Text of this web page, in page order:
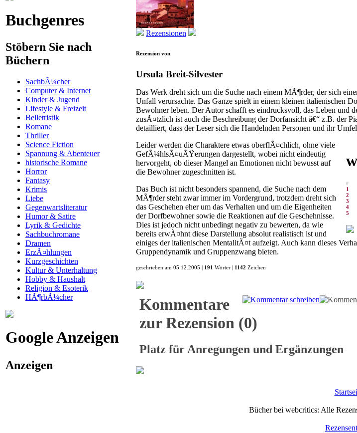
Buchgenres
Stöbern Sie nach
Büchern
SachbÃ¼cher
Computer & Internet
Kinder & Jugend
Lifestyle & Freizeit
Belletristik
Romane
Thriller
Science Fiction
Spannung & Abenteuer
historische Romane
Horror
Fantasy
Krimis
Liebe
Gegenwartsliteratur
Humor & Satire
Lyrik & Gedichte
Sachbuchromane
Dramen
ErzÃ¤hlungen
Kurzgeschichten
Kultur & Unterhaltung
Hobby & Haushalt
Religion & Esoterik
HÃ¶rbÃ¼cher
Google Anzeigen
Anzeigen
Rezensionen
Rezension von
Ursula Breit-Silvester
Das Werk dreht sich um die Suche nach einem MÃ¶rder, der sich
Unfall verursachte. Das Ganze spielt in einem kleinen italienischen
Bewohner leben. Der Autor schafft es eindrucksvoll, das Leben und
zusÃ¤tzlich ist auch die Beschreibung der Dorfansicht â€“ z.B. der
detailliert, dass der Leser sich die Handelnden Personen und ihr
#
1
2
3
4
5
Leider werden die Charaktere etwas oberflÃ¤chlich, ohne viele
GefÃ¼hlsÃ¤uÃŸerungen dargestellt, wobei nicht eindeutig
hervorgeht, ob dieser Mangel an Emotionen nicht bewusst auf
die Bewohner zugeschnitten ist.
Das Buch ist nicht besonders spannend, die Suche nach dem
MÃ¶rder steht zwar immer im Vordergrund, trotzdem dreht sich
das Geschehen eher um das Verhalten und um die Eigenheiten
der Dorfbewohner sowie die Reaktionen auf die Geschehnisse.
Dies ist jedoch nicht unbedingt negativ zu bewerten, da wie
bereits erwÃ¤hnt diese Darstellung absolut realistisch ist und
einiges der italienischen MentalitÃ¤t aufzeigt. Auch kann dieses
Gruppendynamik und Gruppenzwang bieten.
geschrieben am 05.12.2005 | 191 Wörter | 1142 Zeichen
Kommentare
zur Rezension (0)
Platz für Anregungen und Ergänzungen
Bücher bei webcritics: Alle